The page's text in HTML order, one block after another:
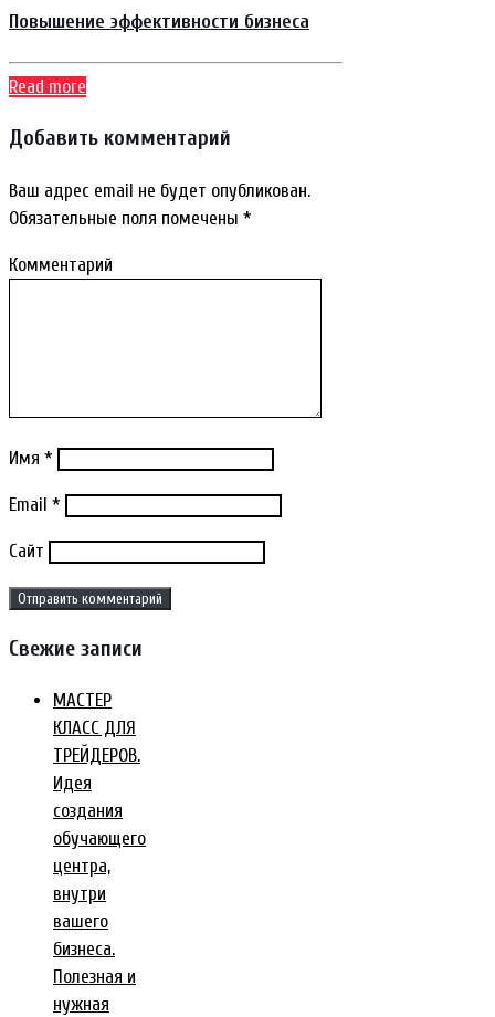
Повышение эффективности бизнеса
Read more
Добавить комментарий
Ваш адрес email не будет опубликован.
Обязательные поля помечены *
Комментарий
Имя *
Email *
Сайт
Свежие записи
МАСТЕР
КЛАСС ДЛЯ
ТРЕЙДЕРОВ.
Идея
создания
обучающего
центра,
внутри
вашего
бизнеса.
Полезная и
нужная